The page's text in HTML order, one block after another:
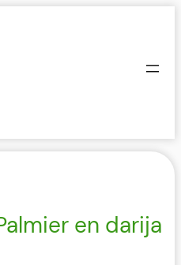
en darija